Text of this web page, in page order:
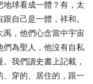
世界具備的條件-全1集
歲次丁酉香港冬至祭祖大
球看成一體？有，太
自己是一體，祥和。
，他們心念當中宇宙
為聖人，他沒有自私
我們讀史書上記載，
、穿的、居住的，跟一